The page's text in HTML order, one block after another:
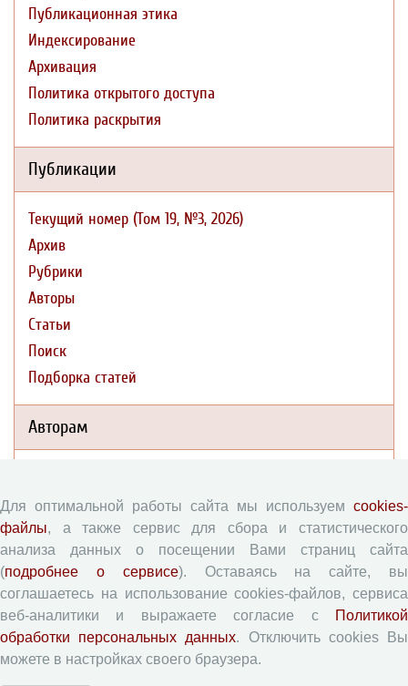
Публикационная этика
Индексирование
Архивация
Политика открытого доступа
Политика раскрытия
Публикации
Текущий номер (Том 19, №3, 2026)
Архив
Рубрики
Авторы
Статьи
Поиск
Подборка статей
Авторам
Типовой лицензионный договор
Согласие на обработку персональных данных
Авторские права
Приватность
Рецензентам
Памятка рецензенту
Для оптимальной работы сайта мы используем cookies-
файлы, а также сервис для сбора и статистического
анализа данных о посещении Вами страниц сайта
(подробнее о сервисе). Оставаясь на сайте, вы
соглашаетесь на использование cookies-файлов, сервиса
веб-аналитики и выражаете согласие с
Политикой
обработки персональных данных. Отключить cookies Вы
можете в настройках своего браузера.